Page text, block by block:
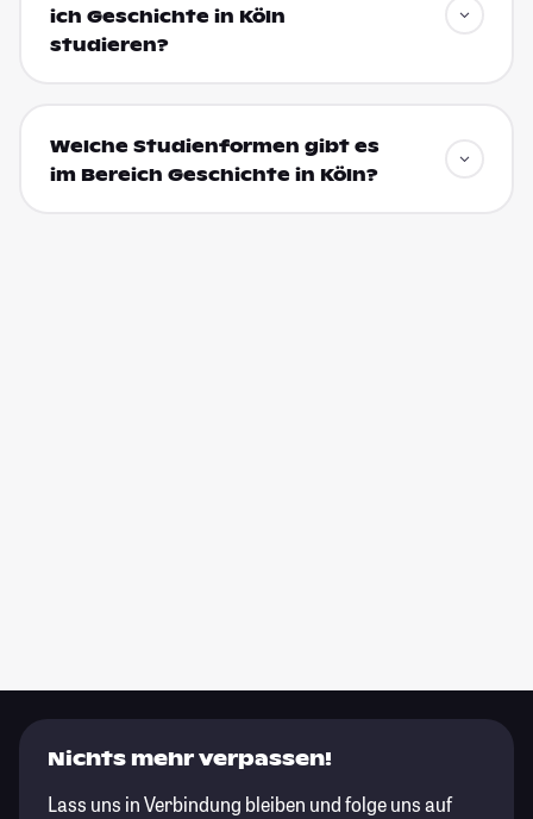
ich Geschichte in Köln
studieren?
Welche Studienformen gibt es
im Bereich Geschichte in Köln?
Nichts mehr verpassen!
Lass uns in Verbindung bleiben und folge uns auf